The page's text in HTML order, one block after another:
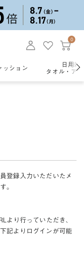
0
ッション
日用雑
タオル・ア
登録入力いただいたメ
。
より行っていただき、
記よりログインが可能